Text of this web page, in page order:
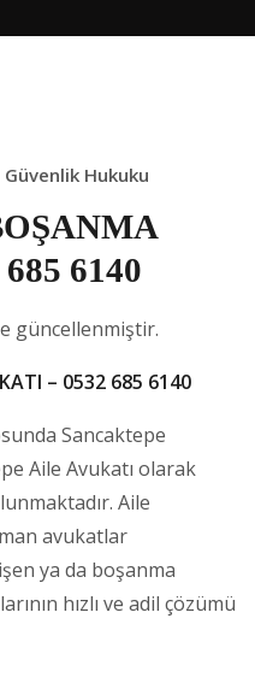
Güvenlik Hukuku
6140
güncellenmiştir.
– 0532 685 6140
Sancaktepe
Aile Avukatı olarak
Aile
avukatlar
ya da boşanma
hızlı ve adil çözümü